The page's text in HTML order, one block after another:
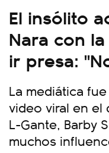
El insólito
Nara con
ir presa:
La mediática
video viral en el
L-Gante, Barby
muchos